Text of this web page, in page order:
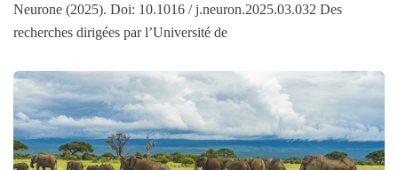
Neurone (2025). Doi: 10.1016 / j.neuron.2025.03.032 Des
recherches dirigées par l’Université de